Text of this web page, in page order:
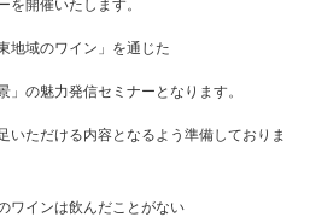
を開催いたします。
地域のワイン」を通じた
」の魅力発信セミナーとなります。
いただける内容となるよう準備しておりま
ワインは飲んだことがない